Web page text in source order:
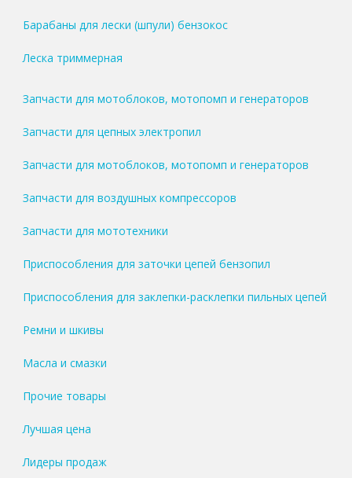
Барабаны для лески (шпули) бензокос
Леска триммерная
Запчасти для мотоблоков, мотопомп и генераторов
Запчасти для цепных электропил
Запчасти для мотоблоков, мотопомп и генераторов
Запчасти для воздушных компрессоров
Запчасти для мототехники
Приспособления для заточки цепей бензопил
Приспособления для заклепки-расклепки пильных цепей
Ремни и шкивы
Масла и смазки
Прочие товары
Лучшая цена
Лидеры продаж